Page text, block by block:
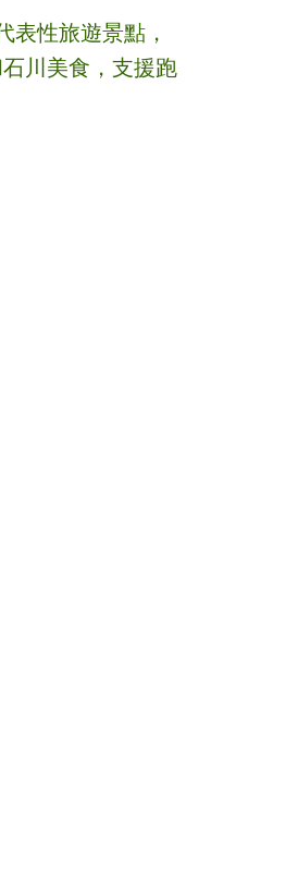
表性旅遊景點，
川美食，支援跑